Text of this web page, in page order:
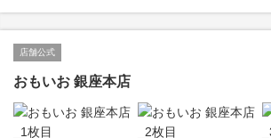
店舗公式
おもいお 銀座本店